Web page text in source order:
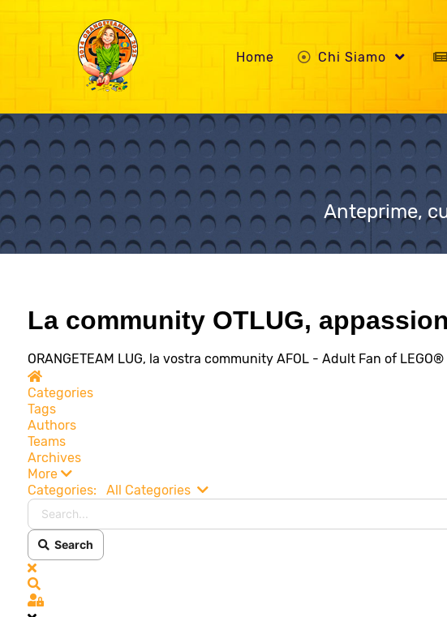
Home Chi Siamo
Anteprime,
La community OTLUG,
ORANGETEAM LUG, la vostra community AFOL - Adult Fan of LEGO®
Home
Categories
Tags
Authors
Teams
Archives
More
Categories:
All Categories Search...
Search
x
Sign In